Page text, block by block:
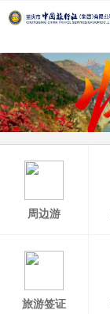
周边游
旅游签证